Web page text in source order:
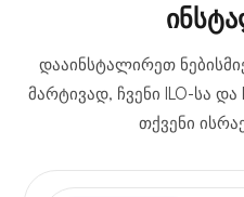
დააინსტალირეთ
მარტივად, ჩვენი ILO-სა
თქვენი